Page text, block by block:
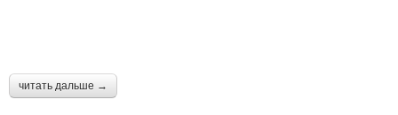
читать дальше →